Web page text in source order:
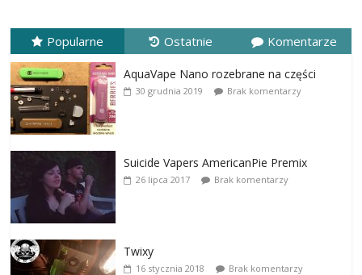
Popularne Ostatnie Komentarze
AquaVape Nano rozebrane na części
30 grudnia 2019 Brak komentarzy
Suicide Vapers AmericanPie Premix
26 lipca 2017 Brak komentarzy
Twixy
16 stycznia 2018 Brak komentarzy